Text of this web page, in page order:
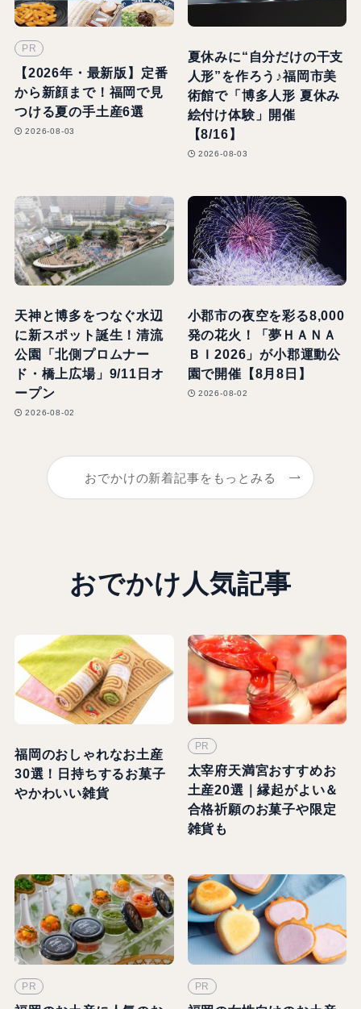
PR
【2026年・最新版】定番
から新顔まで！福岡で見
つける夏の手土産6選
2026-08-03
夏休みに“自分だけの干支
人形”を作ろう♪福岡市美
術館で「博多人形 夏休み
絵付け体験」開催
【8/16】
2026-08-03
天神と博多をつなぐ水辺
に新スポット誕生！清流
公園「北側プロムナー
ド・橋上広場」9/11日オ
ープン
2026-08-02
小郡市の夜空を彩る8,000
発の花火！「夢ＨＡＮＡ
ＢＩ2026」が小郡運動公
園で開催【8月8日】
2026-08-02
おでかけの新着記事をもっとみる
おでかけ人気記事
福岡のおしゃれなお土産
30選！日持ちするお菓子
やかわいい雑貨
PR
太宰府天満宮おすすめお
土産20選｜縁起がよい＆
合格祈願のお菓子や限定
雑貨も
PR PR